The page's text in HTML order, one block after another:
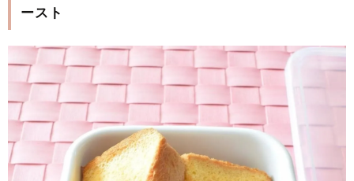
ースト